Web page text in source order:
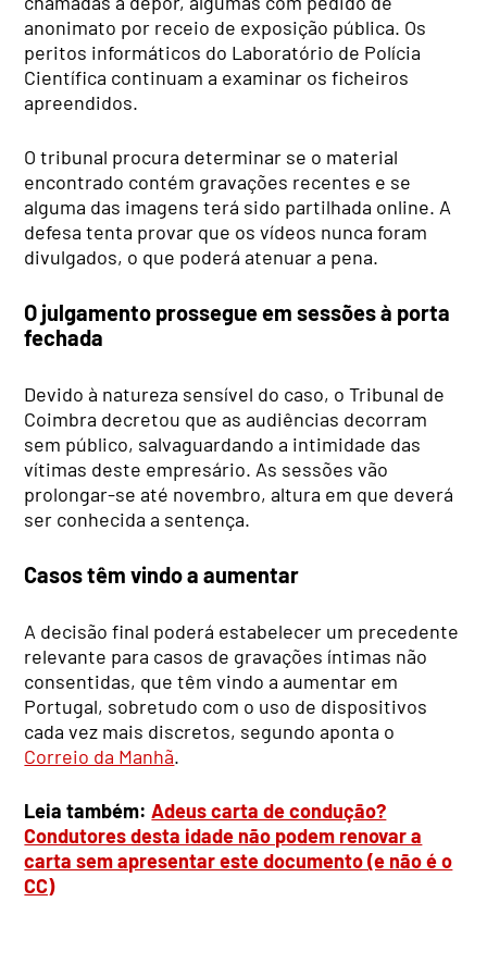
anonimato por receio de exposição pública. Os
peritos informáticos do Laboratório de Polícia
Científica continuam a examinar os ficheiros
apreendidos.
O tribunal procura determinar se o material
encontrado contém gravações recentes e se
alguma das imagens terá sido partilhada online. A
defesa tenta provar que os vídeos nunca foram
divulgados, o que poderá atenuar a pena.
O julgamento prossegue em sessões à porta
fechada
Devido à natureza sensível do caso, o Tribunal de
Coimbra decretou que as audiências decorram
sem público, salvaguardando a intimidade das
vítimas deste empresário. As sessões vão
prolongar-se até novembro, altura em que deverá
ser conhecida a sentença.
Casos têm vindo a aumentar
A decisão final poderá estabelecer um precedente
relevante para casos de gravações íntimas não
consentidas, que têm vindo a aumentar em
Portugal, sobretudo com o uso de dispositivos
cada vez mais discretos, segundo aponta o
Correio da Manhã.
Leia também:Adeus carta de condução?
Condutores desta idade não podem renovar a
carta sem apresentar este documento (e não é o
CC)